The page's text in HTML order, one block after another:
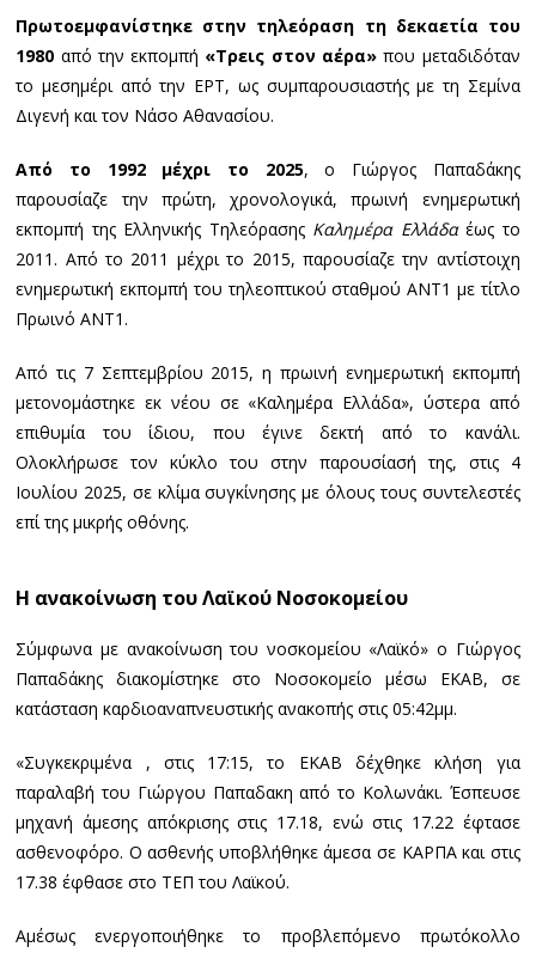
Πρωτοεμφανίστηκε στην τηλεόραση τη δεκαετία του
1980 από την εκπομπή «Τρεις στον αέρα»που μεταδιδόταν
το μεσημέρι από την ΕΡΤ, ως συμπαρουσιαστής με τη Σεμίνα
Διγενή και τον Νάσο Αθανασίου.
Από το 1992 μέχρι το 2025, ο Γιώργος Παπαδάκης
παρουσίαζε την πρώτη, χρονολογικά, πρωινή ενημερωτική
εκπομπή της Ελληνικής ΤηλεόρασηςΚαλημέρα Ελλάδαέως το
2011. Από το 2011 μέχρι το 2015, παρουσίαζε την αντίστοιχη
ενημερωτική εκπομπή του τηλεοπτικού σταθμού ANT1 με τίτλο
Πρωινό ΑΝΤ1.
Από τις 7 Σεπτεμβρίου 2015, η πρωινή ενημερωτική εκπομπή
μετονομάστηκε εκ νέου σε «Καλημέρα Ελλάδα», ύστερα από
επιθυμία του ίδιου, που έγινε δεκτή από το κανάλι.
Ολοκλήρωσε τον κύκλο του στην παρουσίασή της, στις 4
Ιουλίου 2025, σε κλίμα συγκίνησης με όλους τους συντελεστές
επί της μικρής οθόνης.
Η ανακοίνωση του Λαϊκού Νοσοκομείου
Σύμφωνα με ανακοίνωση του νοσκομείου «Λαϊκό» ο Γιώργος
Παπαδάκης διακομίστηκε στο Νοσοκομείο μέσω ΕΚΑΒ, σε
κατάσταση καρδιοαναπνευστικής ανακοπής στις 05:42μμ.
«Συγκεκριμένα , στις 17:15, το ΕΚΑΒ δέχθηκε κλήση για
παραλαβή του Γιώργου Παπαδακη από το Κολωνάκι. Έσπευσε
μηχανή άμεσης απόκρισης στις 17.18, ενώ στις 17.22 έφτασε
ασθενοφόρο. Ο ασθενής υποβλήθηκε άμεσα σε ΚΑΡΠΑ και στις
17.38 έφθασε στο ΤΕΠ του Λαϊκού.
Αμέσως ενεργοποιήθηκε το προβλεπόμενο πρωτόκολλο